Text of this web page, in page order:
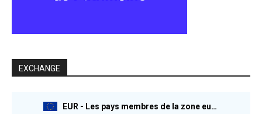
EXCHANGE
EUR - Les pays membres de la zone euro